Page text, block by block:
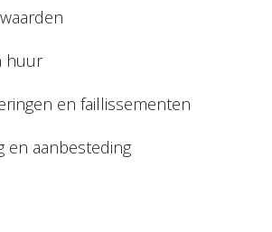
huur
en faillissementen
en aanbesteding